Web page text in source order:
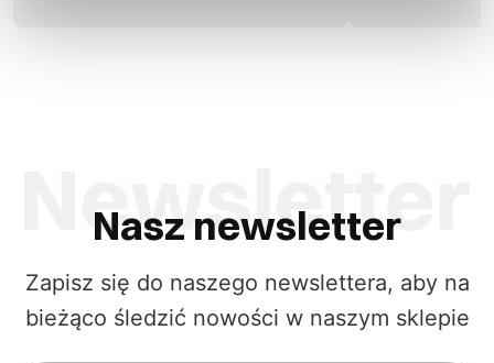
Nasz newsletter
Zapisz się do naszego newslettera, aby na
bieżąco śledzić nowości w naszym sklepie